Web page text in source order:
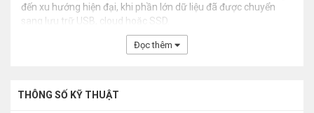
đến xu hướng hiện đại, khi phần lớn dữ liệu đã được chuyển
sang lưu trữ USB, cloud hoặc SSD.
Đọc thêm
THÔNG SỐ KỸ THUẬT